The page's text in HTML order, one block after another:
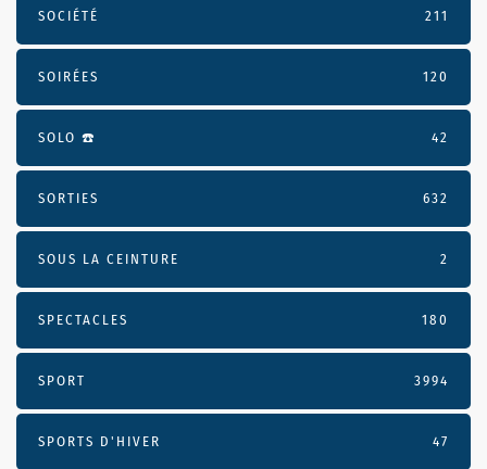
SOCIÉTÉ 211
SOIRÉES 120
SOLO ☎️ 42
SORTIES 632
SOUS LA CEINTURE 2
SPECTACLES 180
SPORT 3994
SPORTS D'HIVER 47